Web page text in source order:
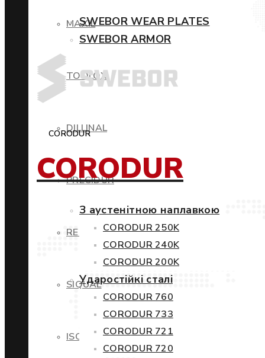
MAXIL
TOOLOX
DILLINAL
PRECIDUR
RESTIL
SIQUAL
ISOVAC
SWEBOR WEAR PLATES
SWEBOR ARMOR
CORODUR
CORODUR
З аустенітною наплавкою
CORODUR 250K
CORODUR 240K
CORODUR 200K
Ударостійкі сталі
CORODUR 760
CORODUR 733
CORODUR 721
CORODUR 720